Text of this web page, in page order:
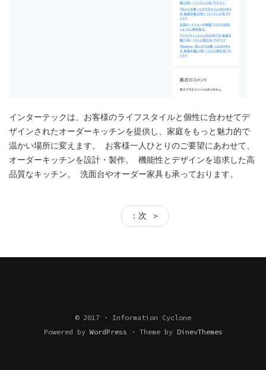
インターテックは、お客様のライフスタイルと個性に合わせてデ
ザインされたオーダーキッチンを提供し、家庭をもっと魅力的で
温かい場所に変えます。 お客様一人ひとりのご要望にあわせて、
オーダーキッチンを設計・製作。 機能性とデザインを追求した高
品質なキッチン。 洗面台やオーダー家具も承っております。
：次 ＞
© 2017 · Information Cyclone
Powered byWordPress · Theme by DinevThemes